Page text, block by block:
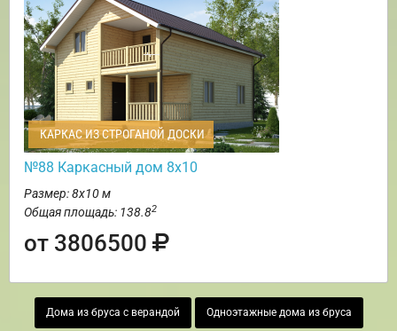
КАРКАС ИЗ СТРОГАНОЙ ДОСКИ
№88 Каркасный дом 8х10
Размер: 8х10 м
Общая площадь: 138.82
от 3806500
Дома из бруса с верандой Одноэтажные дома из бруса